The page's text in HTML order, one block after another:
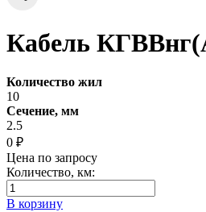
Кабель
Количество жил
10
Сечение, мм
2.5
0 ₽
Цена по запросу
Количество, км:
В корзину